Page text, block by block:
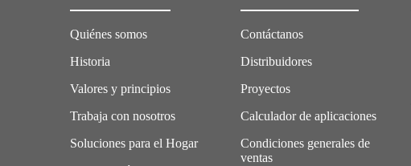
Quiénes somos
Historia
Valores y principios
Trabaja con nosotros
Soluciones para el Hogar
Contáctanos
Distribuidores
Proyectos
Calculador de aplicaciones
Condiciones generales de
ventas